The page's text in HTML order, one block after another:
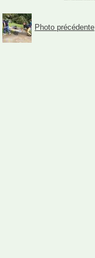
Photo précédente